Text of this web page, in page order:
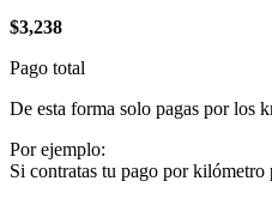
$3,238
Pago total
De esta forma solo pagas por los
Por ejemplo:
Si contratas tu pago por kilómetro